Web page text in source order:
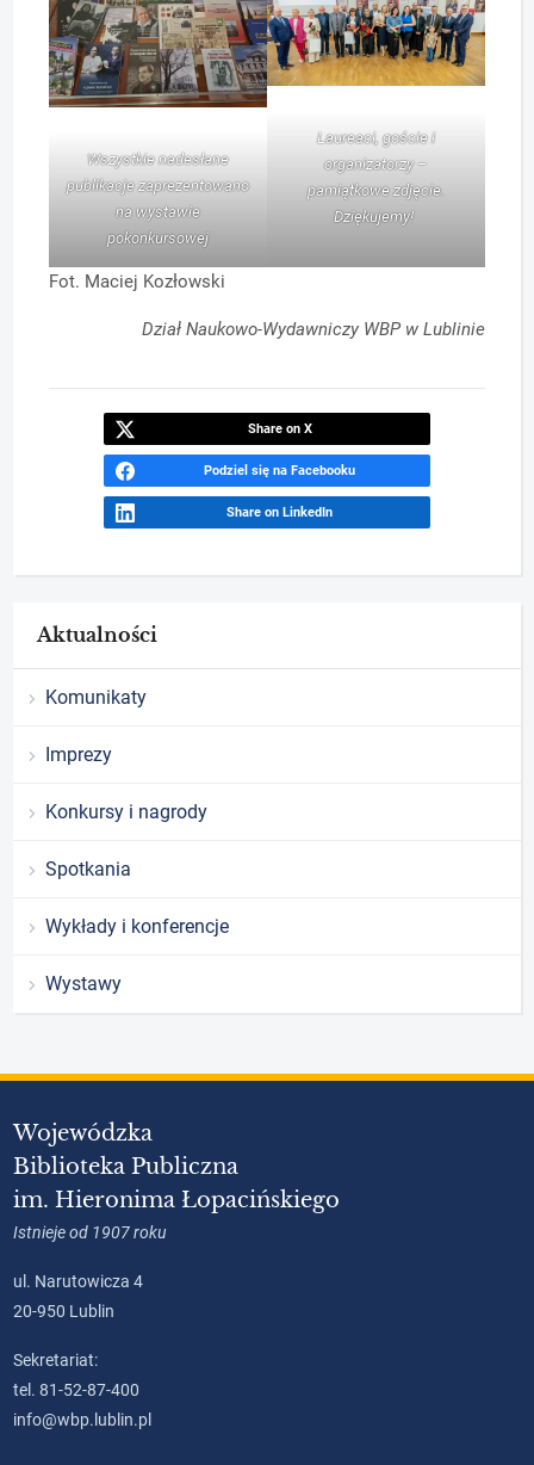
Wszystkie nadesłane
publikacje zaprezentowano
na wystawie
pokonkursowej
Laureaci, goście i
organizatorzy –
pamiątkowe zdjęcie.
Dziękujemy!
Fot. Maciej Kozłowski
Dział Naukowo-Wydawniczy WBP w Lublinie
Share on X
Podziel się na Facebooku
Share on LinkedIn
Aktualności
Komunikaty
Imprezy
Konkursy i nagrody
Spotkania
Wykłady i konferencje
Wystawy
Wojewódzka
Biblioteka Publiczna
im. Hieronima Łopacińskiego
Istnieje od 1907 roku
ul. Narutowicza 4
20-950 Lublin
Sekretariat:
tel. 81-52-87-400
info@wbp.lublin.pl